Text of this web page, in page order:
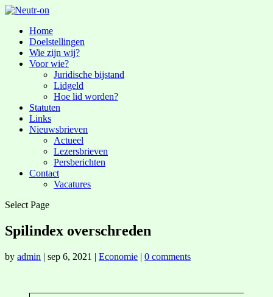
Home
Doelstellingen
Wie zijn wij?
Voor wie?
Juridische bijstand
Lidgeld
Hoe lid worden?
Statuten
Links
Nieuwsbrieven
Actueel
Lezersbrieven
Persberichten
Contact
Vacatures
Select Page
Spilindex overschreden
by admin | sep 6, 2021 | Economie | 0 comments